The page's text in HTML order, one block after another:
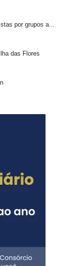
por grupos a...
das Flores